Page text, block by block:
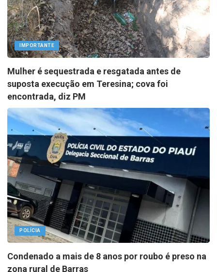
IMPORTANTE
Mulher é sequestrada e resgatada antes de
suposta execução em Teresina; cova foi
encontrada, diz PM
POLÍCIA
Condenado a mais de 8 anos por roubo é preso na
zona rural de Barras